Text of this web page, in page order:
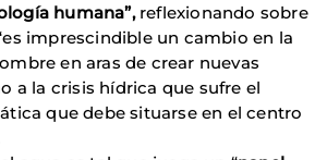
humana”,reflexionando sobre
imprescindible un cambio en la
en aras de crear nuevas
a la crisis hídrica que sufre el
que debe situarse en el centro